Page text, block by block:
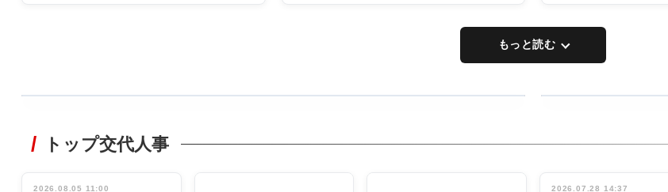
もっと読む
非鉄業界で
管理職編
念祝う 業界
トップ交代人事
2026.08.05 11:00 2026.07.28 14:37